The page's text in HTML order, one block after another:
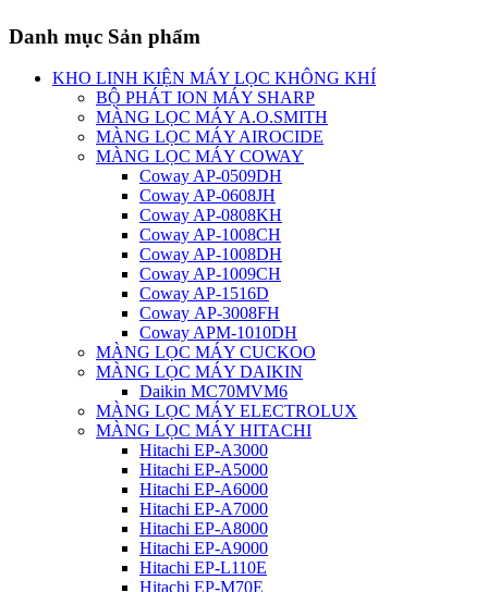
Danh mục Sản phẩm
KHO LINH KIỆN MÁY LỌC KHÔNG KHÍ
BỘ PHÁT ION MÁY SHARP
MÀNG LỌC MÁY A.O.SMITH
MÀNG LỌC MÁY AIROCIDE
MÀNG LỌC MÁY COWAY
Coway AP-0509DH
Coway AP-0608JH
Coway AP-0808KH
Coway AP-1008CH
Coway AP-1008DH
Coway AP-1009CH
Coway AP-1516D
Coway AP-3008FH
Coway APM-1010DH
MÀNG LỌC MÁY CUCKOO
MÀNG LỌC MÁY DAIKIN
Daikin MC70MVM6
MÀNG LỌC MÁY ELECTROLUX
MÀNG LỌC MÁY HITACHI
Hitachi EP-A3000
Hitachi EP-A5000
Hitachi EP-A6000
Hitachi EP-A7000
Hitachi EP-A8000
Hitachi EP-A9000
Hitachi EP-L110E
Hitachi EP-M70E